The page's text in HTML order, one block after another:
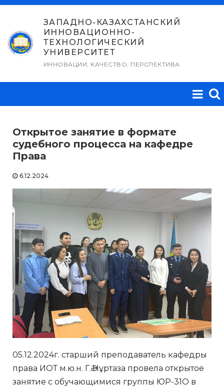
Перейти
содержимому
ЗАПАДНО-КАЗАХСТАНСКИЙ
ИННОВАЦИОННО-
ТЕХНОЛОГИЧЕСКИЙ
УНИВЕРСИТЕТ
ИННОВАЦИИ, КАЧЕСТВО, ПЕРСПЕКТИВА
Открытое занятие в формате
судебного процесса на кафедре
Права
6.12.2024
05.12.2024г. старший преподаватель кафедры
права ИОТ м.ю.н. Г.Ә.Нұртаза провела открытое
занятие с обучающимися группы ЮР-31О в